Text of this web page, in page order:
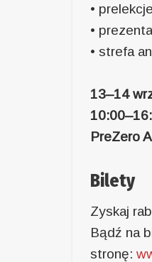
•
•
• strefa
13–14
PreZero
Bilety
Zyskaj
Bądź na
stronę: